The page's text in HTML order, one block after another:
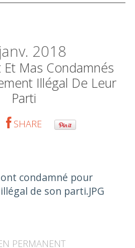
janv. 2018
Mas Condamnés
Illégal De Leur
Parti
SHARE
PERMANENT